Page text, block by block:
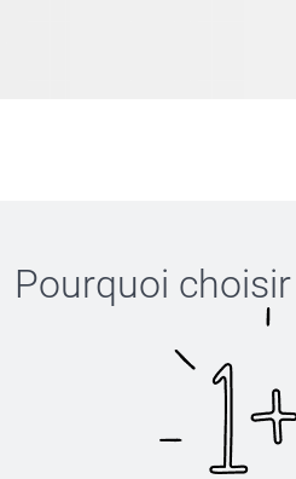
Pourquoi choisir